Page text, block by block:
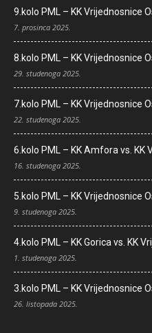
9.kolo PML – KK Vrijednosnice
7. prosinca 2025.
8.kolo PML – KK Vrijednosnice
29. studenoga 2025.
7.kolo PML – KK Vrijednosnice
22. studenoga 2025.
6.kolo PML – KK Amfora vs. KK
16. studenoga 2025.
5.kolo PML – KK Vrijednosnice
9. studenoga 2025.
4.kolo PML – KK Gorica vs. KK
1. studenoga 2025.
3.kolo PML – KK Vrijednosnice
26. listopada 2025.